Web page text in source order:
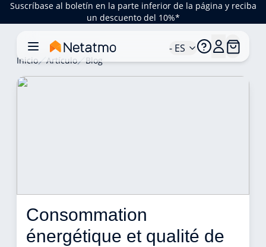
Suscríbase al boletín en la parte inferior de la página y reciba
un descuento del 10%*
- ES
Inicio Artículo Blog
Consommation
énergétique et qualité de